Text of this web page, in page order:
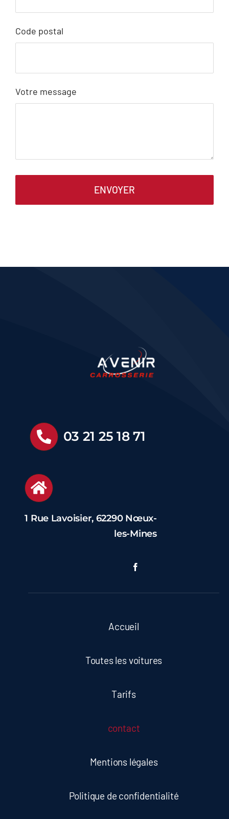
Code postal
Votre message
ENVOYER
03 21 25 18 71
1 Rue Lavoisier, 62290 Nœux-
les-Mines
Accueil
Toutes les voitures
Tarifs
contact
Mentions légales
Politique de confidentialité